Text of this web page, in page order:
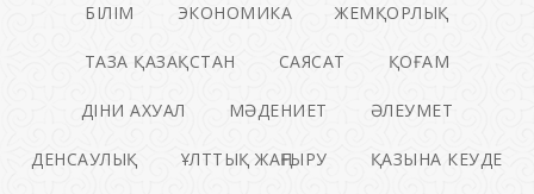
БІЛІМ ЭКОНОМИКА ЖЕМҚОРЛЫҚ
ТАЗА ҚАЗАҚСТАН САЯСАТ ҚОҒАМ
ДІНИ АХУАЛ МӘДЕНИЕТ ӘЛЕУМЕТ
ДЕНСАУЛЫҚ ҰЛТТЫҚ ЖАҢҒЫРУ ҚАЗЫНА КЕУДЕ